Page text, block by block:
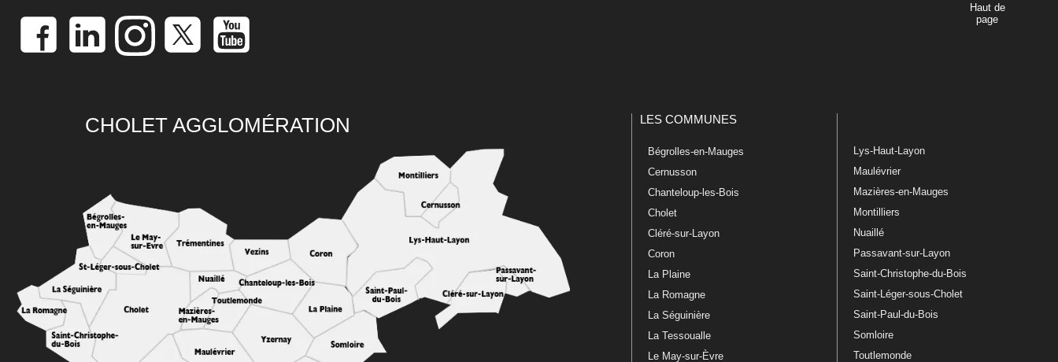
Haut de
page
CHOLET AGGLOMÉRATION LES COMMUNES
Bégrolles-en-Mauges
Cernusson
Chanteloup-les-Bois
Cholet
Cléré-sur-Layon
Coron
La Plaine
La Romagne
La Séguinière
La Tessoualle
Le May-sur-Èvre
Lys-Haut-Layon
Maulévrier
Mazières-en-Mauges
Montilliers
Nuaillé
Passavant-sur-Layon
Saint-Christophe-du-Bois
Saint-Léger-sous-Cholet
Saint-Paul-du-Bois
Somloire
Toutlemonde